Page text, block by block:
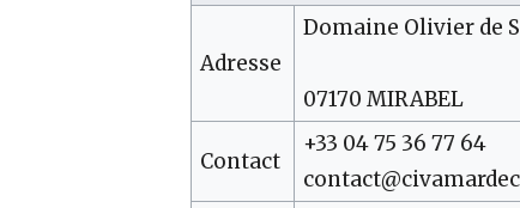
Adresse
Domaine Olivier de
07170 MIRABEL
Contact
+33 04 75 36 77 64